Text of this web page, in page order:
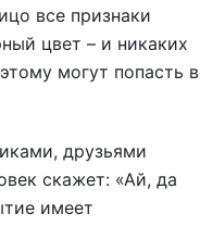
все признаки
цвет – и никаких
могут попасть в
друзьями
скажет: «Ай, да
имеет